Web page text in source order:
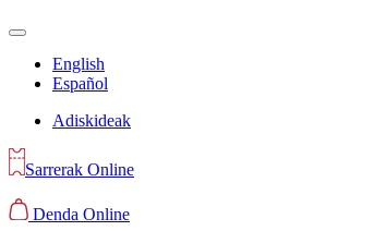
English
Español
Adiskideak
Sarrerak Online
Denda Online